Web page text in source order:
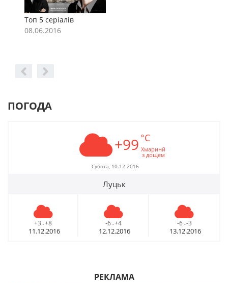
Топ 5 серіалів
08.06.2016
ПОГОДА
+99 °C
Хмаринй
з дощем
Субота, 10.12.2016
Луцьк
+3 - +8
11.12.2016
-6 - +4
12.12.2016
-6 - -3
13.12.2016
РЕКЛАМА